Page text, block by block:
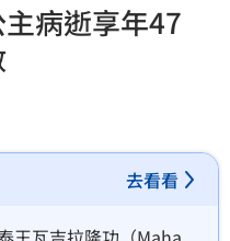
病逝享年47
去看看